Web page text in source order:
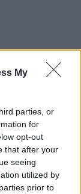
My
parties, or
for
opt-out
that after your
seeing
utilized by
prior to
“ΚΑΤΑΛΗΨΗ